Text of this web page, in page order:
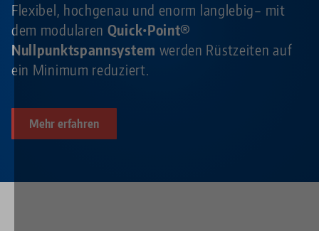
Flexibel, hochgenau und enorm langlebig– mit
dem modularen Quick•Point®
Nullpunktspannsystem werden Rüstzeiten auf
ein Minimum reduziert.
Mehr erfahren